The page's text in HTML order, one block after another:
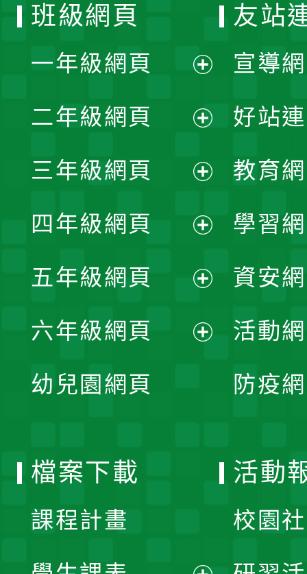
班級網頁
一年級網頁
開
選
單
二年級網頁
開
選
單
三年級網頁
開
選
單
四年級網頁
開
選
五年級網頁
開
六年級網頁
幼兒園網頁
友站
宣導
好站
教育
學習
資安
活動
防疫
檔案下載
課程計畫
活動
校園